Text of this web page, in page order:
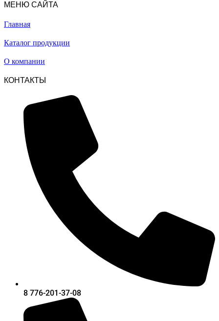
МЕНЮ САЙТА
Главная
Каталог продукции
О компании
КОНТАКТЫ
8 776-201-37-08